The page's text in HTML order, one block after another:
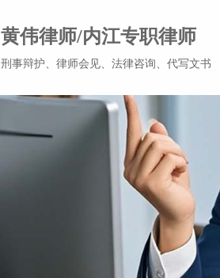
黄伟律师/内江专职律师
刑事辩护、律师会见、法律咨询、代写文书